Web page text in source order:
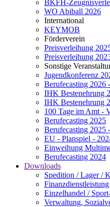
BKFH-
WO Abiball 2026
International
KEYMOB
Förderverein
Preisverleihung
Preisverleihung
Sonstige
Jugendkonferenz
Berufecasting 2026
IHK Bestenehrung
IHK Bestenehrung
100 Tage im Amt -
Berufecasting 2025
Berufecasting 2025
EU - Planspiel -
Einweihung
Berufecasting 2024
Downloads
Spedition / Lager /
Finanzdienstleistung
Einzelhandel /
Verwaltung,